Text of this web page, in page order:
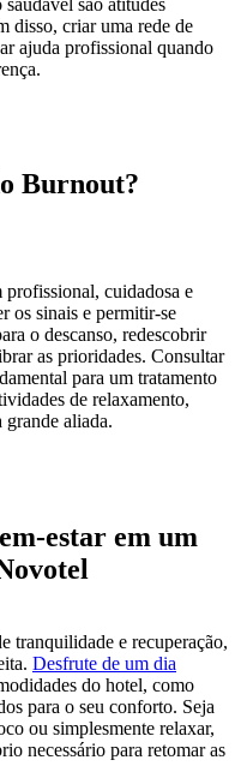
disso, criar uma rede de
ajuda profissional quando
Burnout?
cuidadosa e
os sinais e permitir-se
o descanso, redescobrir
as prioridades. Consultar
para um tratamento
de relaxamento,
grande aliada.
estar em um
tranquilidade e recuperação,
Desfrute de um dia
do hotel, como
para o seu conforto. Seja
ou simplesmente relaxar,
necessário para retomar as